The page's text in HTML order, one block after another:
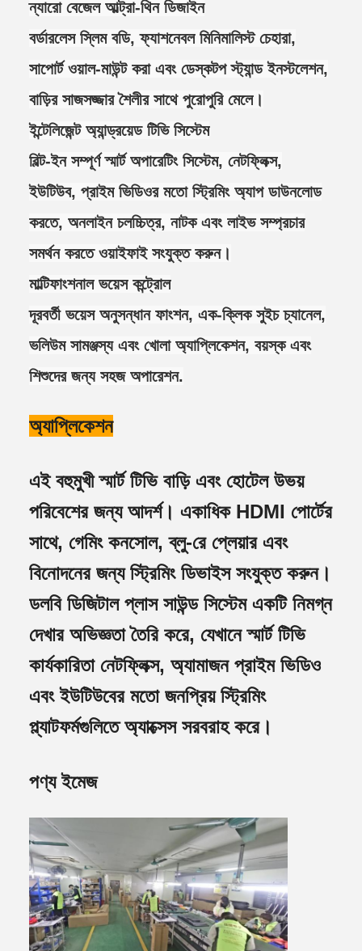
ন্যারো বেজেল আল্ট্রা-থিন ডিজাইন
বর্ডারলেস স্লিম বডি, ফ্যাশনেবল মিনিমালিস্ট চেহারা,
সাপোর্ট ওয়াল-মাউন্ট করা এবং ডেস্কটপ স্ট্যান্ড ইনস্টলেশন,
বাড়ির সাজসজ্জার শৈলীর সাথে পুরোপুরি মেলে।
ইন্টেলিজেন্ট অ্যান্ড্রয়েড টিভি সিস্টেম
বিল্ট-ইন সম্পূর্ণ স্মার্ট অপারেটিং সিস্টেম, নেটফ্লিক্স,
ইউটিউব, প্রাইম ভিডিওর মতো স্ট্রিমিং অ্যাপ ডাউনলোড
করতে, অনলাইন চলচ্চিত্র, নাটক এবং লাইভ সম্প্রচার
সমর্থন করতে ওয়াইফাই সংযুক্ত করুন।
মাল্টিফাংশনাল ভয়েস কন্ট্রোল
দূরবর্তী ভয়েস অনুসন্ধান ফাংশন, এক-ক্লিক সুইচ চ্যানেল,
ভলিউম সামঞ্জস্য এবং খোলা অ্যাপ্লিকেশন, বয়স্ক এবং
শিশুদের জন্য সহজ অপারেশন.
অ্যাপ্লিকেশন
এই বহুমুখী স্মার্ট টিভি বাড়ি এবং হোটেল উভয়
পরিবেশের জন্য আদর্শ। একাধিক HDMI পোর্টের
সাথে, গেমিং কনসোল, ব্লু-রে প্লেয়ার এবং
বিনোদনের জন্য স্ট্রিমিং ডিভাইস সংযুক্ত করুন।
ডলবি ডিজিটাল প্লাস সাউন্ড সিস্টেম একটি নিমগ্ন
দেখার অভিজ্ঞতা তৈরি করে, যেখানে স্মার্ট টিভি
কার্যকারিতা নেটফ্লিক্স, অ্যামাজন প্রাইম ভিডিও
এবং ইউটিউবের মতো জনপ্রিয় স্ট্রিমিং
প্ল্যাটফর্মগুলিতে অ্যাক্সেস সরবরাহ করে।
পণ্য ইমেজ